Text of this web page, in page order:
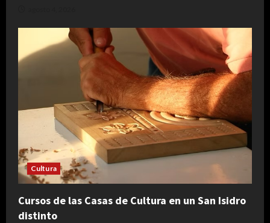
Cultura
Cursos de las Casas de Cultura en un San Isidro
distinto